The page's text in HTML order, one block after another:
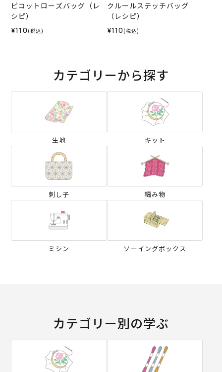
ピコットローズバッグ（レ
シピ）
¥110 (税込)
クルールステッチバッグ
（レシピ）
¥110 (税込)
カテゴリーから探す
生地 キット
刺し子 編み物
ミシン ソーイングボックス
カテゴリー別の学ぶ